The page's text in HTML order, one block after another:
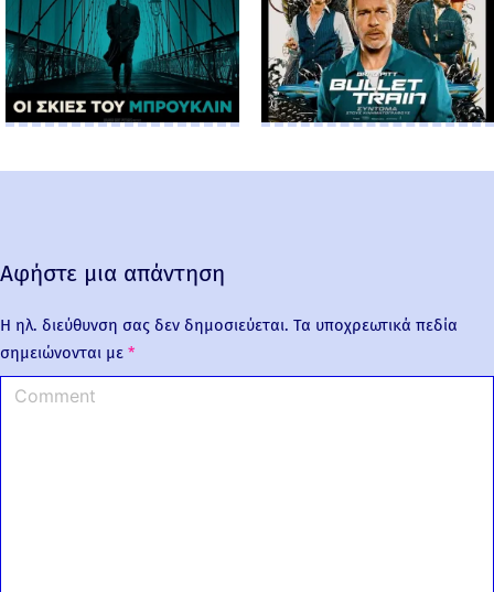
Αφήστε μια απάντηση
Η ηλ. διεύθυνση σας δεν δημοσιεύεται. Τα υποχρεωτικά πεδία
σημειώνονται με *